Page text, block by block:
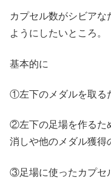
カプセル数がシビア
ようにしたいところ。
基本的に
①左下のメダルを取る
②左下の足場を作るた
消しや他のメダル獲得
③足場に使ったカプセ